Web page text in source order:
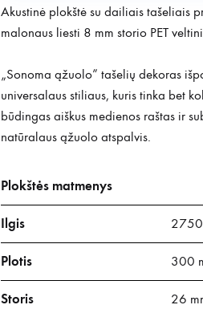
Akustinė plokštė su dailiais tašeliais
malonaus liesti 8 mm storio PET
„Sonoma ąžuolo” tašelių dekoras
universalaus stiliaus, kuris tinka bet
būdingas aiškus medienos raštas ir
natūralaus ąžuolo atspalvis.
Plokštės matmenys
Ilgis 2750
Plotis 300
Storis 26